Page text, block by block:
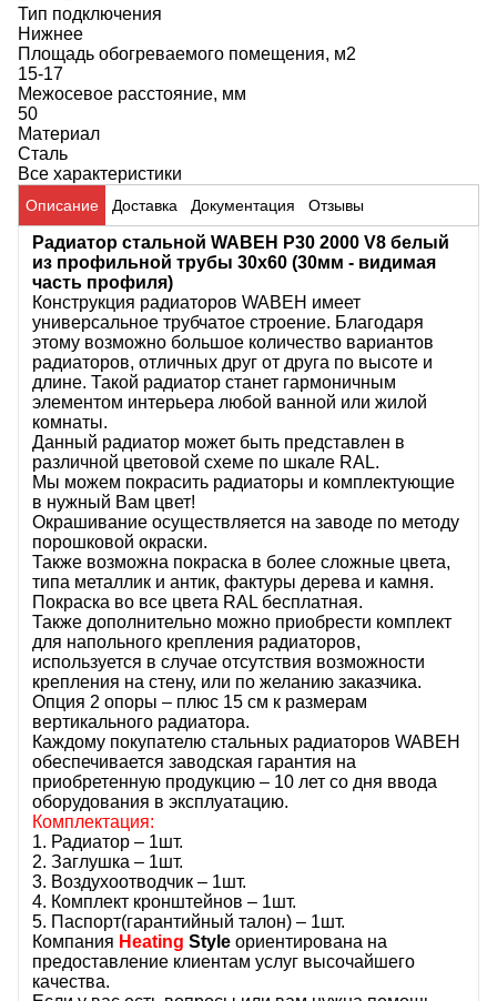
Тип подключения
Нижнее
Площадь обогреваемого помещения, м2
15-17
Межосевое расстояние, мм
50
Материал
Сталь
Все характеристики
Описание Доставка Документация Отзывы
Радиатор стальной WABEH P30 2000 V8 белый
из профильной трубы 30х60 (30мм - видимая
часть профиля)
Конструкция радиаторов WABEH имеет
универсальное трубчатое строение. Благодаря
этому возможно большое количество вариантов
радиаторов, отличных друг от друга по высоте и
длине. Такой радиатор станет гармоничным
элементом интерьера любой ванной или жилой
комнаты.
Данный радиатор может быть представлен в
различной цветовой схеме по шкале RAL.
Мы можем покрасить радиаторы и комплектующие
в нужный Вам цвет!
Окрашивание осуществляется на заводе по методу
порошковой окраски.
Также возможна покраска в более сложные цвета,
типа металлик и антик, фактуры дерева и камня.
Покраска во все цвета RAL бесплатная.
Также дополнительно можно приобрести комплект
для напольного крепления радиаторов,
используется в случае отсутствия возможности
крепления на стену, или по желанию заказчика.
Опция 2 опоры – плюс 15 см к размерам
вертикального радиатора.
Каждому покупателю стальных радиаторов WABEH
обеспечивается заводская гарантия на
приобретенную продукцию – 10 лет со дня ввода
оборудования в эксплуатацию.
Комплектация:
1. Радиатор – 1шт.
2. Заглушка – 1шт.
3. Воздухоотводчик – 1шт.
4. Комплект кронштейнов – 1шт.
5. Паспорт(гарантийный талон) – 1шт.
Компания Heating Style ориентирована на
предоставление клиентам услуг высочайшего
качества.